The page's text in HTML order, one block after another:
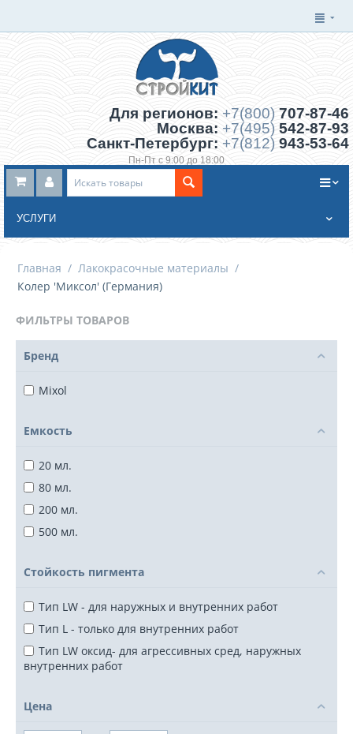
Для регионов: +7(800) 707-87-46
Москва: +7(495) 542-87-93
Санкт-Петербург: +7(812) 943-53-64
Пн-Пт с 9:00 до 18:00
Заказать обратный звонок
УСЛУГИ
Главная / Лакокрасочные материалы /
Колер 'Миксол' (Германия)
ФИЛЬТРЫ ТОВАРОВ
Бренд
Mixol
Емкость
20 мл.
80 мл.
200 мл.
500 мл.
Стойкость пигмента
Тип LW - для наружных и внутренних работ
Тип L - только для внутренних работ
Тип LW оксид- для агрессивных сред, наружных
внутренних работ
Цена